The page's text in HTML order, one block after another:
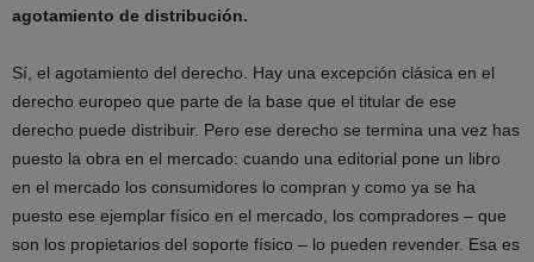
agotamiento de distribución.
Sí, el agotamiento del derecho. Hay una excepción clásica en el
derecho europeo que parte de la base que el titular de ese
derecho puede distribuir. Pero ese derecho se termina una vez has
puesto la obra en el mercado: cuando una editorial pone un libro
en el mercado los consumidores lo compran y como ya se ha
puesto ese ejemplar físico en el mercado, los compradores – que
son los propietarios del soporte físico – lo pueden revender. Esa es